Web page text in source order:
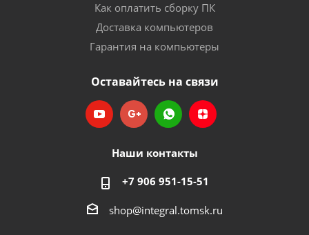
Как оплатить сборку ПК
Доставка компьютеров
Гарантия на компьютеры
Оставайтесь на связи
Наши контакты
+7 906 951-15-51
shop@integral.tomsk.ru